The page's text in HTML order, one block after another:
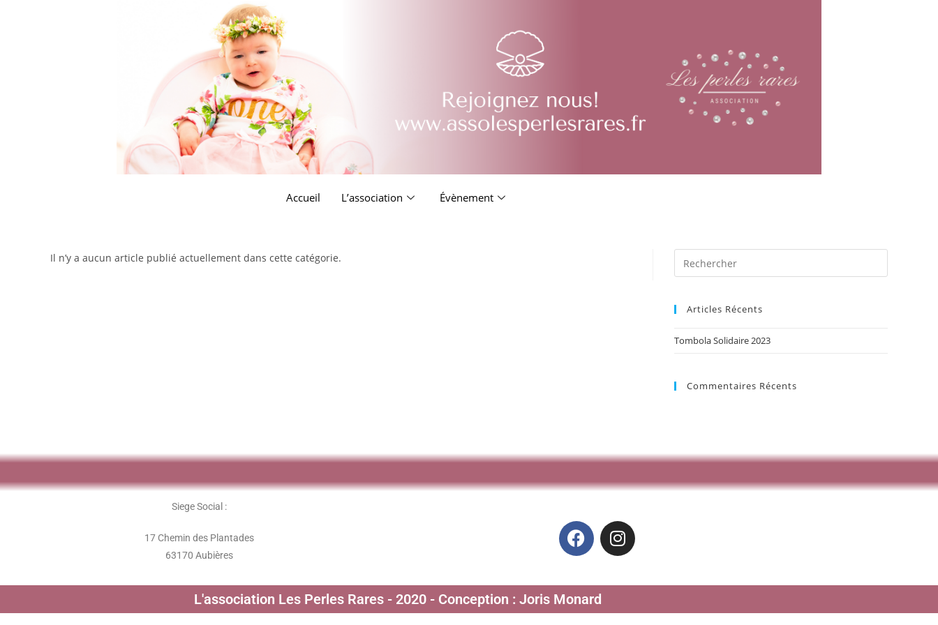
Accueil L’association Évènement
Il n’y a aucun article publié actuellement dans cette catégorie.
Articles Récents
Tombola Solidaire 2023
Commentaires Récents
Siege Social :
17 Chemin des Plantades
63170 Aubières
L'association Les Perles Rares - 2020 - Conception : Joris Monard